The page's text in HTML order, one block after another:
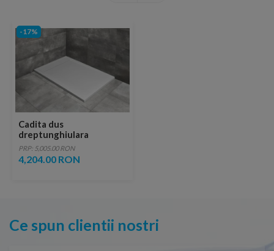
-17%
Cadita dus
dreptunghiulara
Radaway Teos F 180 x 90
x H4 cm, decupabila, alb
PRP: 5,005.00 RON
4,204.00 RON
Ce spun clientii nostri